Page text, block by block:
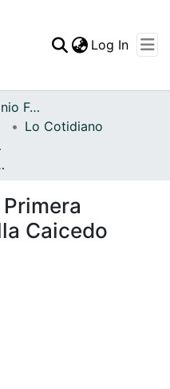
Statistics
Log In
Archivo del Patrimonio Fotográfico y Fílmico del Valle del Cauca
Lo Cotidiano
Montoya
Caicedo